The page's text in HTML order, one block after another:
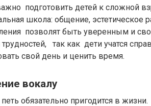
подготовить детей к сложной
школа: общение, эстетическое
позволят быть уверенным и
трудностей, так как дети учатся
свой день и ценить время.
вокалу
обязательно пригодится в